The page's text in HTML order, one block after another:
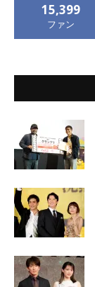
15,399
ファン